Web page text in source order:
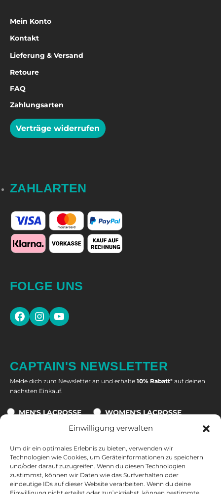
Einwilligung verwalten
Um dir ein optimales Erlebnis zu bieten, verwenden wir
Technologien wie Cookies, um Geräteinformationen zu speichern
und/oder darauf zuzugreifen. Wenn du diesen Technologien
zustimmst, können wir Daten wie das Surfverhalten oder
eindeutige IDs auf dieser Website verarbeiten. Wenn du deine
Mein Konto
Kontakt
Lieferung & Versand
Retoure
FAQ
Zahlungsarten
Verträge widerrufen
ZAHLARTEN
FOLGE UNS
CAPTAIN'S NEWSLETTER
Melde dich zum Newsletter an und erhalte 10% Rabatt* auf deinen
nächsten Einkauf.
MEN'S LACROSSE WOMEN'S LACROSSE
Eine Abmeldung ist jederzeit möglich. Alle Informationen zur
Datenverarbeitung, zum Tracking und zu deinem Widerrufsrecht
findest du in unserer
Datenschutzerklärung